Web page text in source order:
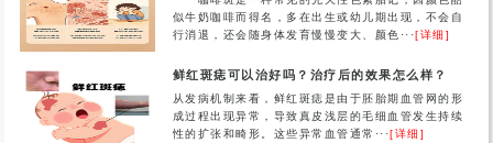
似牛奶咖啡而得名，多在出生或幼儿期出现，不会自
行消退，还会随身体发育慢慢变大、颜色···[详细]
鲜红斑痣可以治好吗？治疗后的效果怎么样？
从发病机制来看，鲜红斑痣是由于胚胎期血管网的形
成过程出现异常，导致真皮浅层的毛细血管发生持续
性的扩张和畸形。这些异常血管通常···[详细]